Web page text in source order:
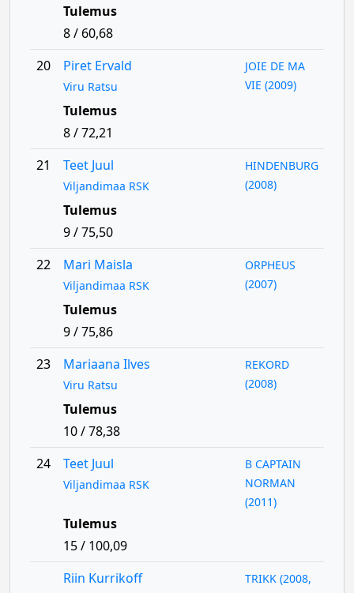
Tulemus
8 / 60,68
20
Piret Ervald
Viru Ratsu
JOIE DE MA
VIE (2009)
Tulemus
8 / 72,21
21
Teet Juul
Viljandimaa RSK
HINDENBURG
(2008)
Tulemus
9 / 75,50
22
Mari Maisla
Viljandimaa RSK
ORPHEUS
(2007)
Tulemus
9 / 75,86
23
Mariaana Ilves
Viru Ratsu
REKORD
(2008)
Tulemus
10 / 78,38
24
Teet Juul
Viljandimaa RSK
B CAPTAIN
NORMAN
(2011)
Tulemus
15 / 100,09
Riin Kurrikoff
TRIKK (2008,